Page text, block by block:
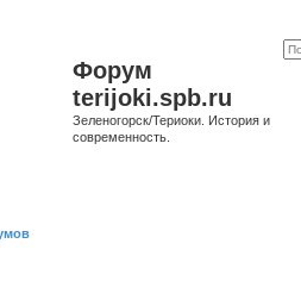
Форум
terijoki.spb.ru
Зеленогорск/Териоки. История и
современность.